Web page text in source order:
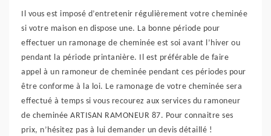
Il vous est imposé d’entretenir régulièrement votre cheminée
si votre maison en dispose une. La bonne période pour
effectuer un ramonage de cheminée est soi avant l’hiver ou
pendant la période printanière. Il est préférable de faire
appel à un ramoneur de cheminée pendant ces périodes pour
être conforme à la loi. Le ramonage de votre cheminée sera
effectué à temps si vous recourez aux services du ramoneur
de cheminée ARTISAN RAMONEUR 87. Pour connaitre ses
prix, n’hésitez pas à lui demander un devis détaillé !